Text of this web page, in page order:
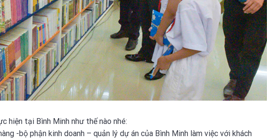
hiện tại Bình Minh như thế nào nhé:
-bộ phận kinh doanh – quản lý dự án của Bình Minh làm việc với khách